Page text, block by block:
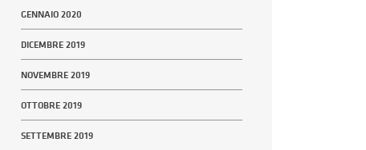
GENNAIO 2020
DICEMBRE 2019
NOVEMBRE 2019
OTTOBRE 2019
SETTEMBRE 2019